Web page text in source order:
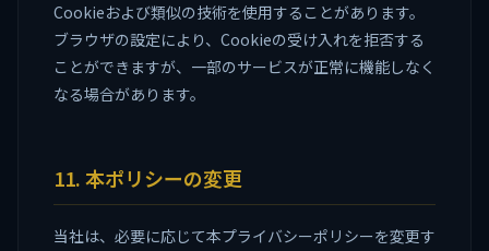
Cookieおよび類似の技術を使用することがあります。
ブラウザの設定により、Cookieの受け入れを拒否する
ことができますが、一部のサービスが正常に機能しなく
なる場合があります。
11. 本ポリシーの変更
当社は、必要に応じて本プライバシーポリシーを変更す